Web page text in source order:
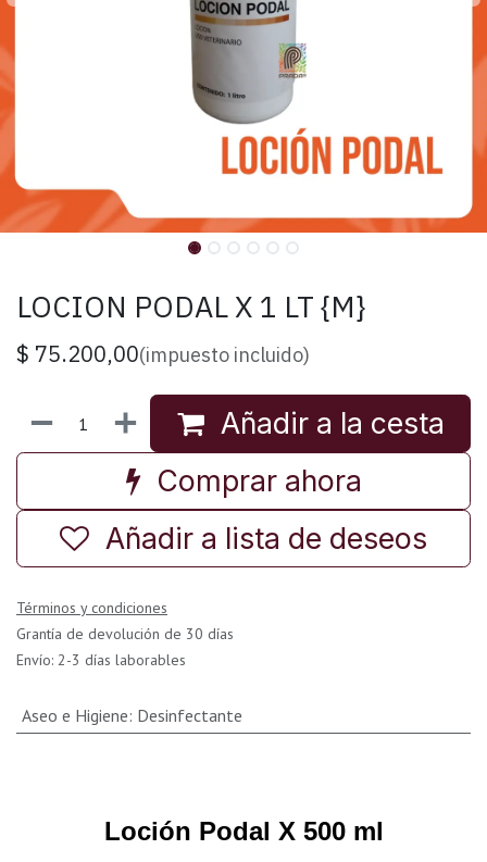
LOCION PODAL X 1 LT {M}
$ 75.200,00(impuesto incluido)
Añadir a la cesta
Comprar ahora
Añadir a lista de deseos
Términos y condiciones
Grantía de devolución de 30 días
Envío: 2-3 días laborables
Aseo e Higiene: Desinfectante
Loción Podal X 500 ml